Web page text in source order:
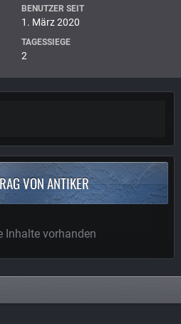
BENUTZER SEIT
1. März 2020
TAGESSIEGE
2
VON ANTIKER
Inhalte vorhanden